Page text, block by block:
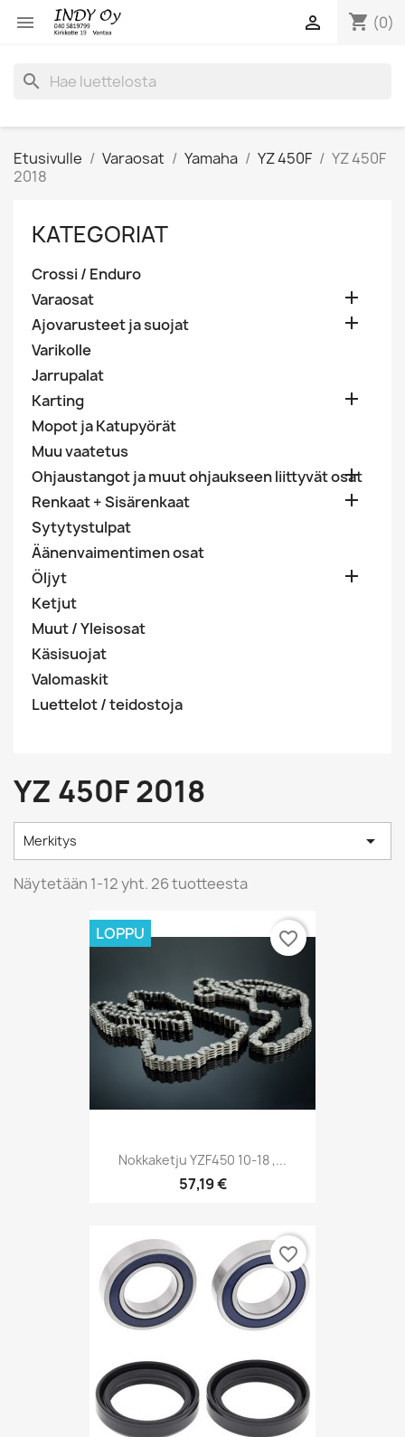
 shopping_cart (0)

search
Etusivulle Varaosat Yamaha YZ 450F
YZ 450F
2018
KATEGORIAT
Crossi / Enduro
Varaosat

Ajovarusteet ja suojat 
Varikolle
Jarrupalat
Karting

Mopot ja Katupyörät
Muu vaatetus
Ohjaustangot ja muut ohjaukseen liittyvät osat

Renkaat + Sisärenkaat 
Sytytystulpat
Äänenvaimentimen osat
Öljyt

Ketjut
Muut / Yleisosat
Käsisuojat
Valomaskit
Luettelot / teidostoja
YZ 450F 2018
Merkitys 
Näytetään 1-12 yht. 26 tuotteesta
Nokkaketju YZF450 10-18 ,...
57,19 €
LOPPU favorite_border
favorite_border